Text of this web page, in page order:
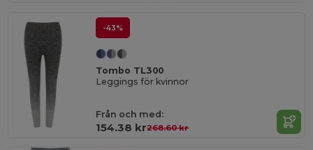
-43%
Tombo TL300
Leggings för kvinnor
Från och med:
154.38 kr268.60 kr